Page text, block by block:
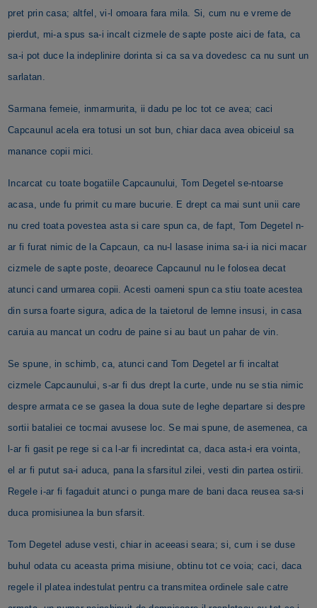
pret prin casa; altfel, vi-l omoara fara mila. Si, cum nu e vreme de
pierdut, mi-a spus sa-i incalt cizmele de sapte poste aici de fata, ca
sa-i pot duce la indeplinire dorinta si ca sa va dovedesc ca nu sunt un
sarlatan.
Sarmana femeie, inmarmurita, ii dadu pe loc tot ce avea; caci
Capcaunul acela era totusi un sot bun, chiar daca avea obiceiul sa
manance copii mici.
Incarcat cu toate bogatiile Capcaunului, Tom Degetel se-ntoarse
acasa, unde fu primit cu mare bucurie. E drept ca mai sunt unii care
nu cred toata povestea asta si care spun ca, de fapt, Tom Degetel n-
ar fi furat nimic de la Capcaun, ca nu-l lasase inima sa-i ia nici macar
cizmele de sapte poste, deoarece Capcaunul nu le folosea decat
atunci cand urmarea copii. Acesti oameni spun ca stiu toate acestea
din sursa foarte sigura, adica de la taietorul de lemne insusi, in casa
caruia au mancat un codru de paine si au baut un pahar de vin.
Se spune, in schimb, ca, atunci cand Tom Degetel ar fi incaltat
cizmele Capcaunului, s-ar fi dus drept la curte, unde nu se stia nimic
despre armata ce se gasea la doua sute de leghe departare si despre
sortii bataliei ce tocmai avusese loc. Se mai spune, de asemenea, ca
l-ar fi gasit pe rege si ca l-ar fi incredintat ca, daca asta-i era vointa,
el ar fi putut sa-i aduca, pana la sfarsitul zilei, vesti din partea ostirii.
Regele i-ar fi fagaduit atunci o punga mare de bani daca reusea sa-si
duca promisiunea la bun sfarsit.
Tom Degetel aduse vesti, chiar in aceeasi seara; si, cum i se duse
buhul odata cu aceasta prima misiune, obtinu tot ce voia; caci, daca
regele il platea indestulat pentru ca transmitea ordinele sale catre